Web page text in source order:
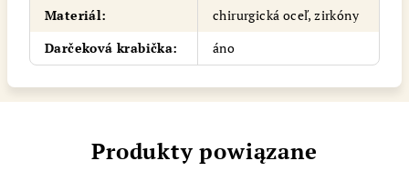
Materiál:
chirurgická oceľ, zirkóny
Darčeková krabička: áno
Produkty powiązane